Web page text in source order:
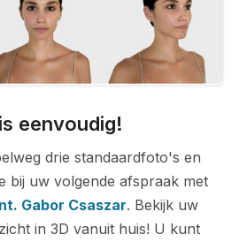
eenvoudig!
drie standaardfoto's en
bij uw volgende afspraak met
Gabor Csaszar. Bekijk uw
in 3D vanuit huis! U kunt